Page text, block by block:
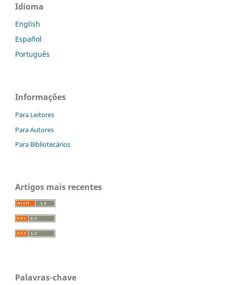
Idioma
English
Español
Português
Informações
Para Leitores
Para Autores
Para Bibliotecários
Artigos mais recentes
Palavras-chave